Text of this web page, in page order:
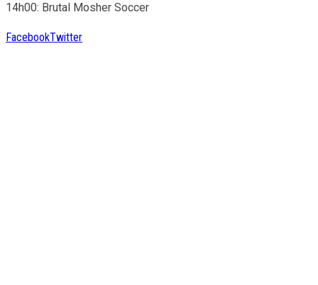
14h00: Brutal Mosher Soccer
FacebookTwitter